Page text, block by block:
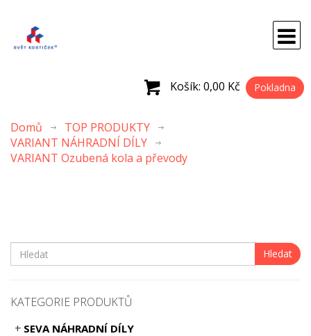
Košík: 0,00 Kč Pokladna
Domů
TOP PRODUKTY
VARIANT NÁHRADNÍ DÍLY
VARIANT Ozubená kola a převody
Hledat
KATEGORIE PRODUKTŮ
SEVA NÁHRADNÍ DÍLY